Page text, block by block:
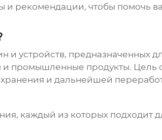
рекомендации, чтобы помочь
и устройств, предназначенных
и промышленные продукты.
и дальнейшей
каждый из которых подходит